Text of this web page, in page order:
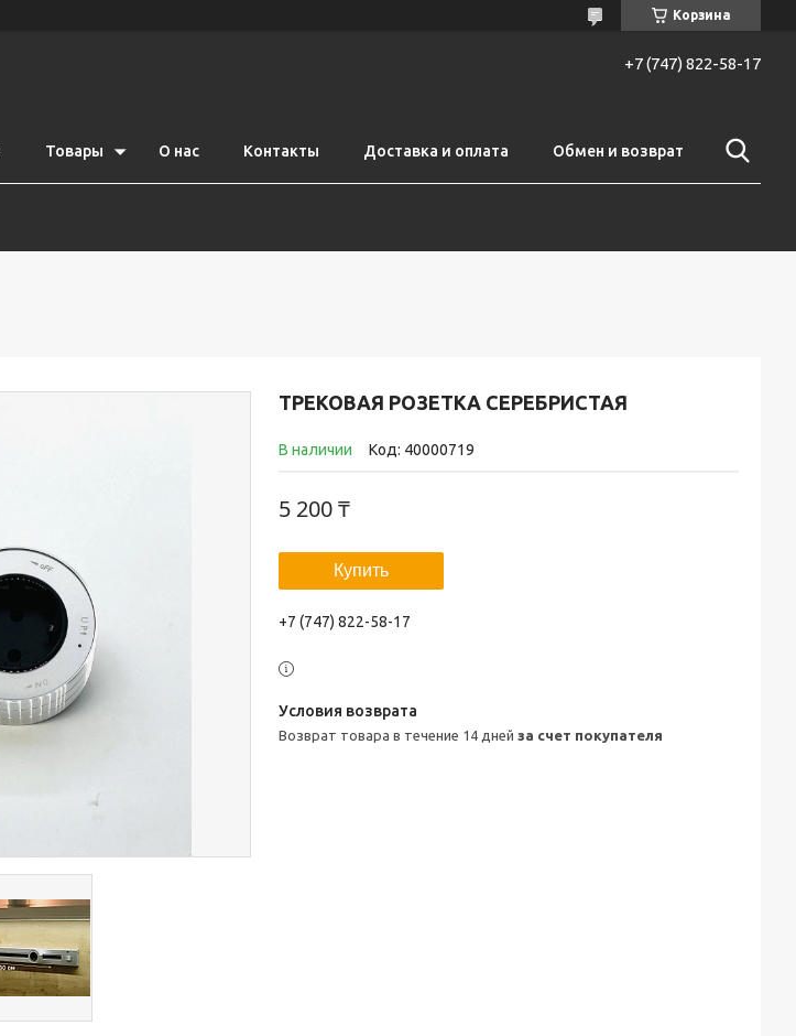
Корзина
+7 (747) 822-58-17
Товары О нас Контакты Доставка и оплата Обмен и возврат
ТРЕКОВАЯ РОЗЕТКА СЕРЕБРИСТАЯ
В наличии Код: 40000719
5 200 ₸
Купить
+7 (747) 822-58-17
возврат товара в течение 14 дней за счет покупателя